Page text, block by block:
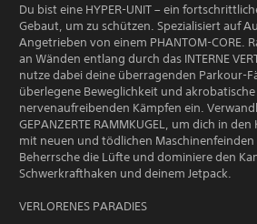
Du bist eine HYPER-UNIT – ein
Gebaut, um zu schützen. Spezialisiert auf
Angetrieben von einem PHANTOM-CORE.
an Wänden entlang durch das INTERNE
nutze dabei deine überragenden Parkour-
überlegene Beweglichkeit und
nervenaufreibenden Kämpfen ein.
GEPANZERTE RAMMKUGEL, um dich in
mit neuen und tödlichen
Beherrsche die Lüfte und dominiere den
Schwerkrafthaken und deinem Jetpack.
VERLORENES PARADIES